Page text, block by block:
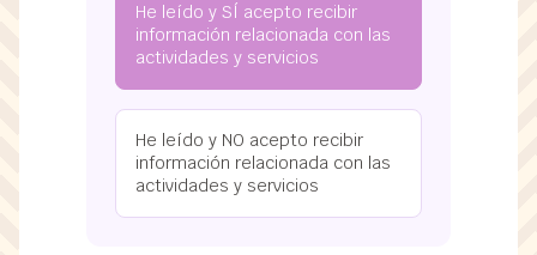
He leído y SÍ acepto recibir
información relacionada con las
actividades y servicios
He leído y NO acepto recibir
información relacionada con las
actividades y servicios